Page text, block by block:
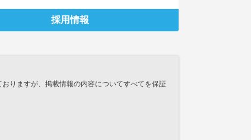
採用情報
りますが、掲載情報の内容についてすべてを保証